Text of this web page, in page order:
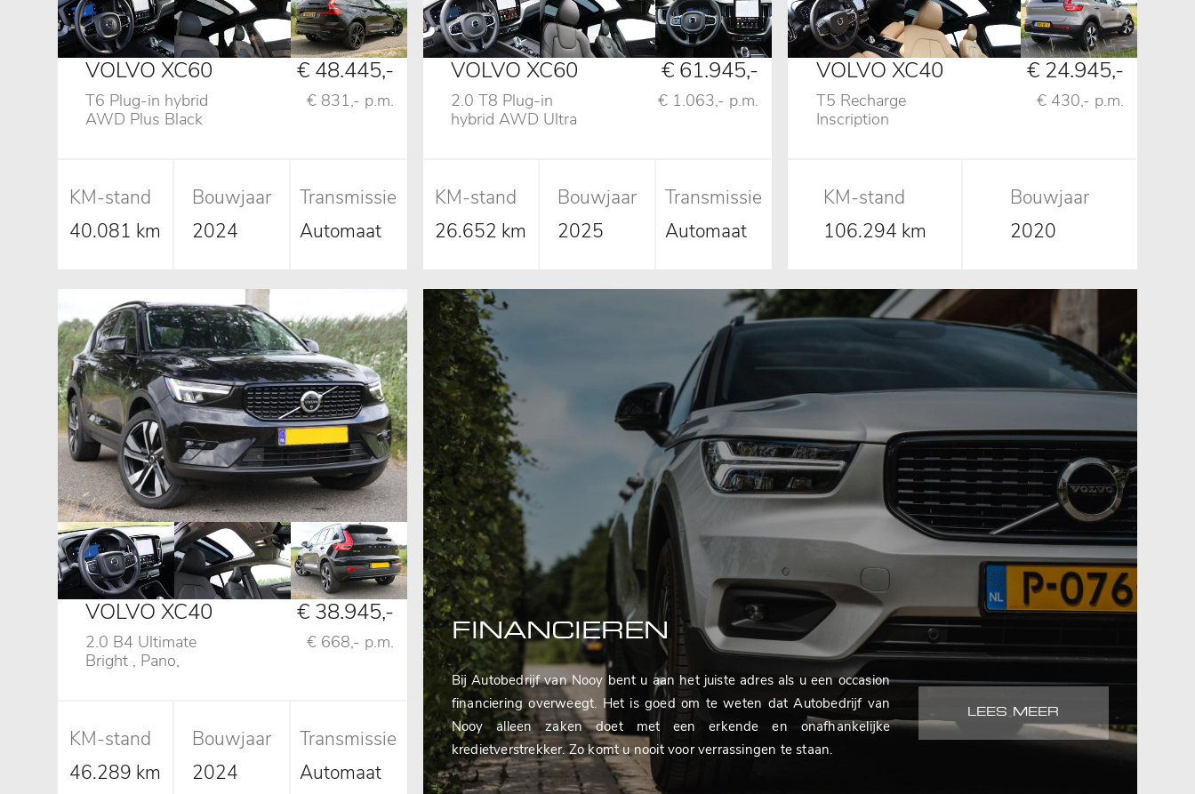
VOLVO XC60
T6 Plug-in hybrid
AWD Plus Black
€ 48.445,-
€ 831,- p.m.
KM-stand
40.081 km
Bouwjaar
2024
Transmissie
Automaat
VOLVO XC60
2.0 T8 Plug-in
hybrid AWD Ultra
€ 61.945,-
€ 1.063,- p.m.
KM-stand
26.652 km
Bouwjaar
2025
Transmissie
Automaat
VOLVO XC40
T5 Recharge
Inscription
€ 24.945,-
€ 430,- p.m.
KM-stand
106.294 km
Bouwjaar
2020
VOLVO XC40
2.0 B4 Ultimate
Bright , Pano,
€ 38.945,-
€ 668,- p.m.
KM-stand
46.289 km
Bouwjaar
2024
Transmissie
Automaat
FINANCIEREN
Bij Autobedrijf van Nooy bent u aan het juiste adres als u een occasion
financiering overweegt. Het is goed om te weten dat Autobedrijf van
Nooy alleen zaken doet met een erkende en onafhankelijke
kredietverstrekker. Zo komt u nooit voor verrassingen te staan.
LEES MEER